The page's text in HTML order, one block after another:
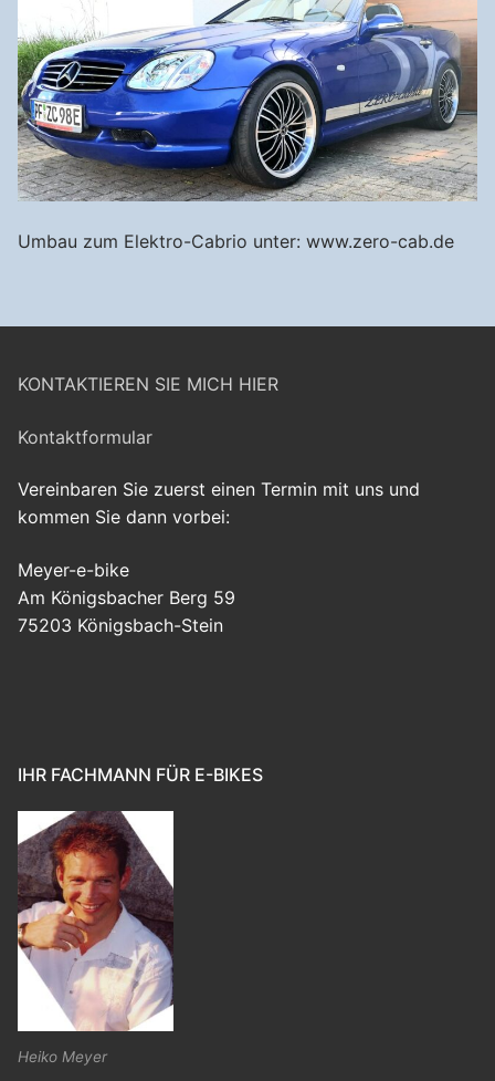
Umbau zum Elektro-Cabrio unter: www.zero-cab.de
KONTAKTIEREN SIE MICH HIER
Kontaktformular
Vereinbaren Sie zuerst einen Termin mit uns und
kommen Sie dann vorbei:
Meyer-e-bike
Am Königsbacher Berg 59
75203 Königsbach-Stein
IHR FACHMANN FÜR E-BIKES
Heiko Meyer